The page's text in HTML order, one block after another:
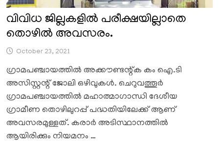
വിവിധ ജില്ലകളിൽ പരീക്ഷയില്ലാതെ
തൊഴിൽ അവസരം.
October 23, 2021
ഗ്രാമപഞ്ചായത്തില്‍ അക്കൗണ്ടന്റ്ക കം ഐ.ടി
അസിസ്റ്റന്റ് ജോലി ഒഴിവുകൾ. ചെറുവത്തൂര്‍
ഗ്രാമപഞ്ചായത്തില്‍ മഹാത്മാഗാന്ധി ദേശീയ
ഗ്രാമീണ തൊഴിലുറപ്പ് പദ്ധതിയിലേക്ക് ആണ്
അവസരമുള്ളത്. കരാര്‍ അടിസ്ഥാനത്തില്‍
ആയിരിക്കും നിയമനം …